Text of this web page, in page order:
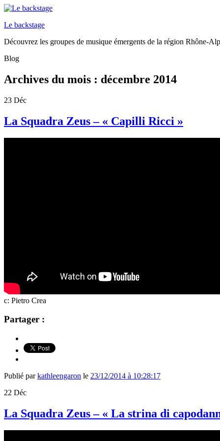
Le backstage
Découvrez les groupes de musique émergents de la région Rhône-
Blog
Archives du mois : décembre 2014
23 Déc
La Squadra Zeus – « Capilli Ricci »
c: Pietro Crea
Partager :
Publié parkathleengaron le 23/12/2014 à 10:28:17
22 Déc
La Squadra Zeus – « La strina di